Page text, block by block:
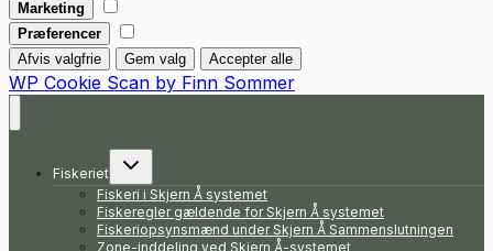
Marketing
Præferencer
Afvis valgfrie Gem valg Accepter alle
WP Cookie Scan by Finn Sommer
Fiskeriet
Skift
Fiskeri i Skjern Å systemet
Fiskeregler gældende for Skjern Å systemet
Fiskeriopsynsmænd under Skjern Å Sammenslutningen
Zone-inddeling ved Skjern Å-systemet